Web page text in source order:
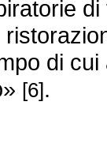
di
[6].